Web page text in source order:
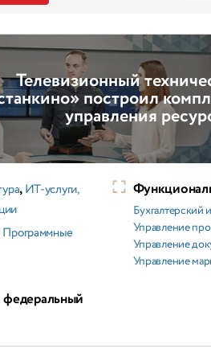
Телевизионный
построил
управления
,ИТ-услуги,
Программные
Бухгалтерский
Управление
Управление
Управление